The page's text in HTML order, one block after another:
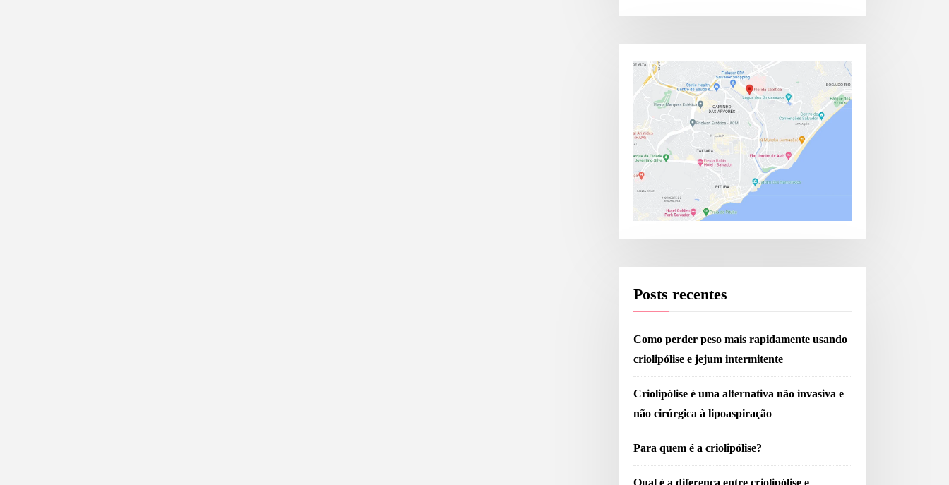
Posts recentes
Como perder peso mais rapidamente usando
criolipólise e jejum intermitente
Criolipólise é uma alternativa não invasiva e
não cirúrgica à lipoaspiração
Para quem é a criolipólise?